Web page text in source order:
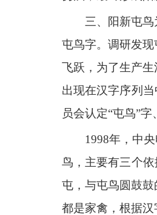
三、阳新屯
屯鸟字。调研发
飞跃，为了生产
出现在汉字序列
员会认定“屯鸟”
1998年，中
鸟，主要有三个
屯，与屯鸟圆鼓
都是家禽，根据汉